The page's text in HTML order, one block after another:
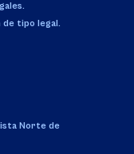
de tipo legal.
Norte de